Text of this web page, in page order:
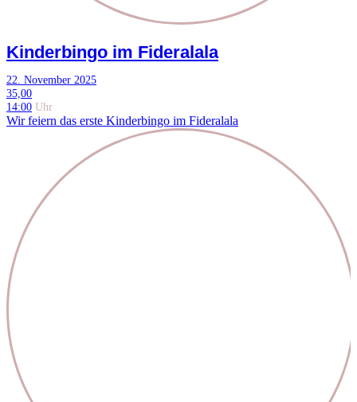
Kinderbingo im Fideralala
22. November 2025
35,00
14:00 Uhr
Wir feiern das erste Kinderbingo im Fideralala